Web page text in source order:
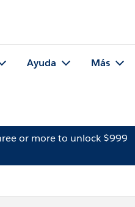
Ayuda Más
or more to unlock $999